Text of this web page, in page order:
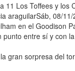
11 Los Toffees y
araguilarSáb, 08/
en el Goodison
entre sí y con
gran sorpresa del